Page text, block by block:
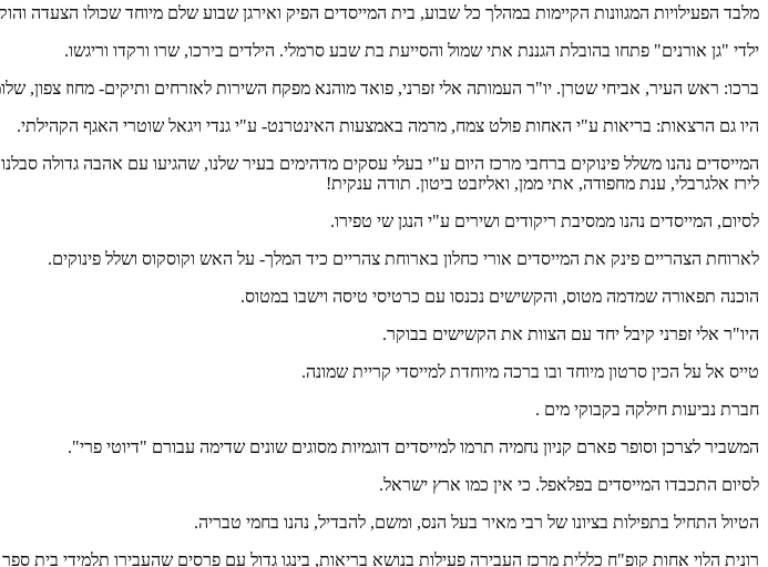
מלבד הפעילויות המגוונות הקיימות במהלך כל שבוע, בית המייסדים הפיק ואירגן שבוע שלם מיוחד שכולו הצעדה
ילדי "גן אורנים" פתחו בהובלת הגננת אתי שמול והסייעת בת שבע סרמלי. הילדים בירכו, שרו ורקדו וריגשו.
ברכו: ראש העיר, אביחי שטרן. יו"ר העמותה אלי זפרני, פואד מוהנא מפקח השירות לאזרחים ותיקים- מחוז צפון,
היו גם הרצאות: בריאות ע"י האחות פולט צמח, מרמה באמצעות האינטרנט- ע"י גנדי ויגאל שוטרי האגף הקהילתי.
המייסדים נהנו משלל פינוקים ברחבי מרכז היום ע"י בעלי עסקים מדהימים בעיר שלנו, שהגיעו עם אהבה גדולה
לירז אלגרבלי, ענת מחפודה, אתי ממן, ואליזבט ביטון. תודה ענקית!
לסיום, המייסדים נהנו ממסיבת ריקודים ושירים ע"י הנגן שי טפירו.
לארוחת הצהריים פינק את המייסדים אורי כחלון בארוחת צהריים כיד המלך- על האש וקוסקוס ושלל פינוקים.
הוכנה תפאורה שמדמה מטוס, והקשישים נכנסו עם כרטיסי טיסה וישבו במטוס.
היו"ר אלי זפרני קיבל יחד עם הצוות את הקשישים בבוקר.
טייס אל על הכין סרטון מיוחד ובו ברכה מיוחדת למייסדי קריית שמונה.
חברת נביעות חילקה בקבוקי מים .
המשביר לצרכן וסופר פארם קניון נחמיה תרמו למייסדים דוגמיות מסוגים שונים שדימה עבורם "דיוטי פרי".
לסיום התכבדו המייסדים בפלאפל. כי אין כמו ארץ ישראל.
הטיול התחיל בתפילות בציונו של רבי מאיר בעל הנס, ומשם, להבדיל, נהנו בחמי טבריה.
רונית הלוי אחות קופ"ח כללית מרכז העבירה פעילות בנושא בריאות, בינגו גדול עם פרסים שהעבירו תלמידי בית ספר